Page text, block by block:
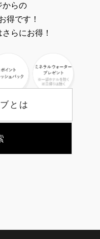
からの
得です！
らにお得！
とは